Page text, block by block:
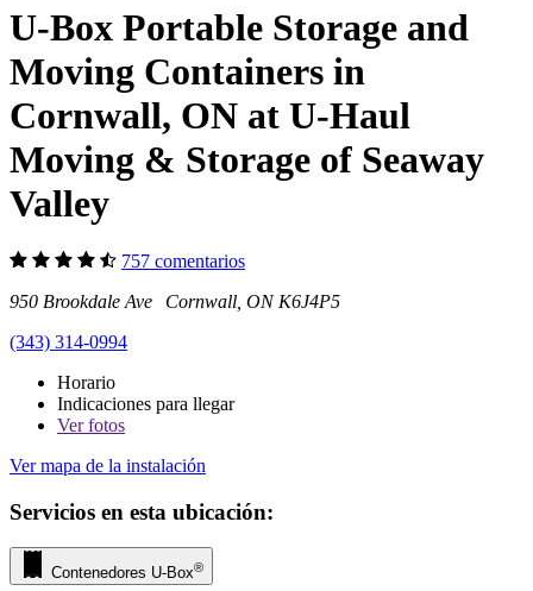
U-Box Portable Storage and
Moving Containers in
Cornwall, ON at U-Haul
Moving & Storage of Seaway
Valley
757 comentarios
950 Brookdale Ave Cornwall, ON K6J4P5
(343) 314-0994
Horario
Indicaciones para llegar
Verfotos
Ver mapa de la instalación
Servicios en esta ubicación:
Contenedores U-Box®